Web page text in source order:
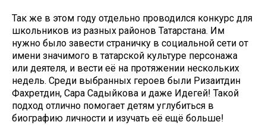
Так же в этом году отдельно проводился конкурс для
школьников из разных районов Татарстана. Им
нужно было завести страничку в социальной сети от
имени значимого в татарской культуре персонажа
или деятеля, и вести её на протяжении нескольких
недель. Среди выбранных героев были Ризаитдин
Фахретдин, Сара Садыйкова и даже Идегей! Такой
подход отлично помогает детям углубиться в
биографию личности и изучать её ещё больше!